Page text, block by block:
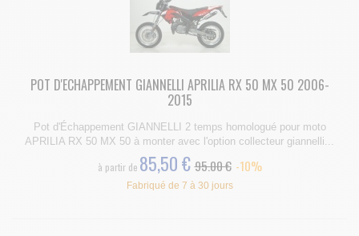
POT D'ECHAPPEMENT GIANNELLI APRILIA RX 50 MX 50 2006-
2015
Pot d'Échappement GIANNELLI 2 temps homologué pour moto
APRILIA RX 50 MX 50 à monter avec l'option collecteur giannelli...
à partir de 85,50 € 95.00 € -10%
Fabriqué de 7 à 30 jours